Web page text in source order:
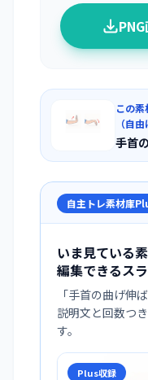
この
（自
手首
自主トレ素材庫
いま見ている素
編集できるス
「手首の曲げ伸
説明文と回数つ
す。
Plus収録